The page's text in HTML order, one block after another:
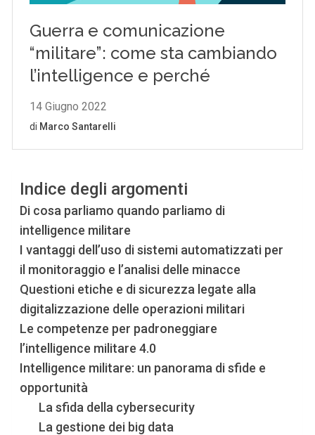
Indice degli argomenti
Di cosa parliamo quando parliamo di
intelligence militare
I vantaggi dell’uso di sistemi automatizzati per
il monitoraggio e l’analisi delle minacce
Questioni etiche e di sicurezza legate alla
digitalizzazione delle operazioni militari
Le competenze per padroneggiare
l’intelligence militare 4.0
Intelligence militare: un panorama di sfide e
opportunità
La sfida della cybersecurity
La gestione dei big data